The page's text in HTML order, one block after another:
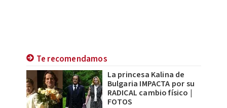
Te recomendamos
La princesa Kalina de
Bulgaria IMPACTA por su
RADICAL cambio físico |
FOTOS